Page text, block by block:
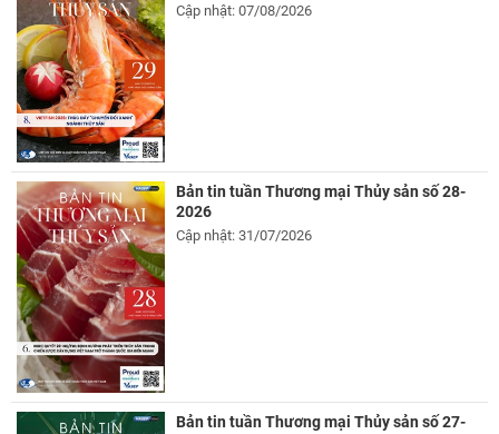
Cập nhật: 07/08/2026
Bản tin tuần Thương mại Thủy sản số 28-
2026
Cập nhật: 31/07/2026
Bản tin tuần Thương mại Thủy sản số 27-